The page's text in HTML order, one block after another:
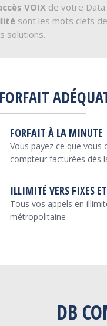
VOIX de votre Data.
sont les mots clefs de
solutions.
FORFAIT À LA MINUTE
Vous payez ce que
compteur facturées dès
ILLIMITÉ VERS FIXES
Tous vos appels en
métropolitaine
DB